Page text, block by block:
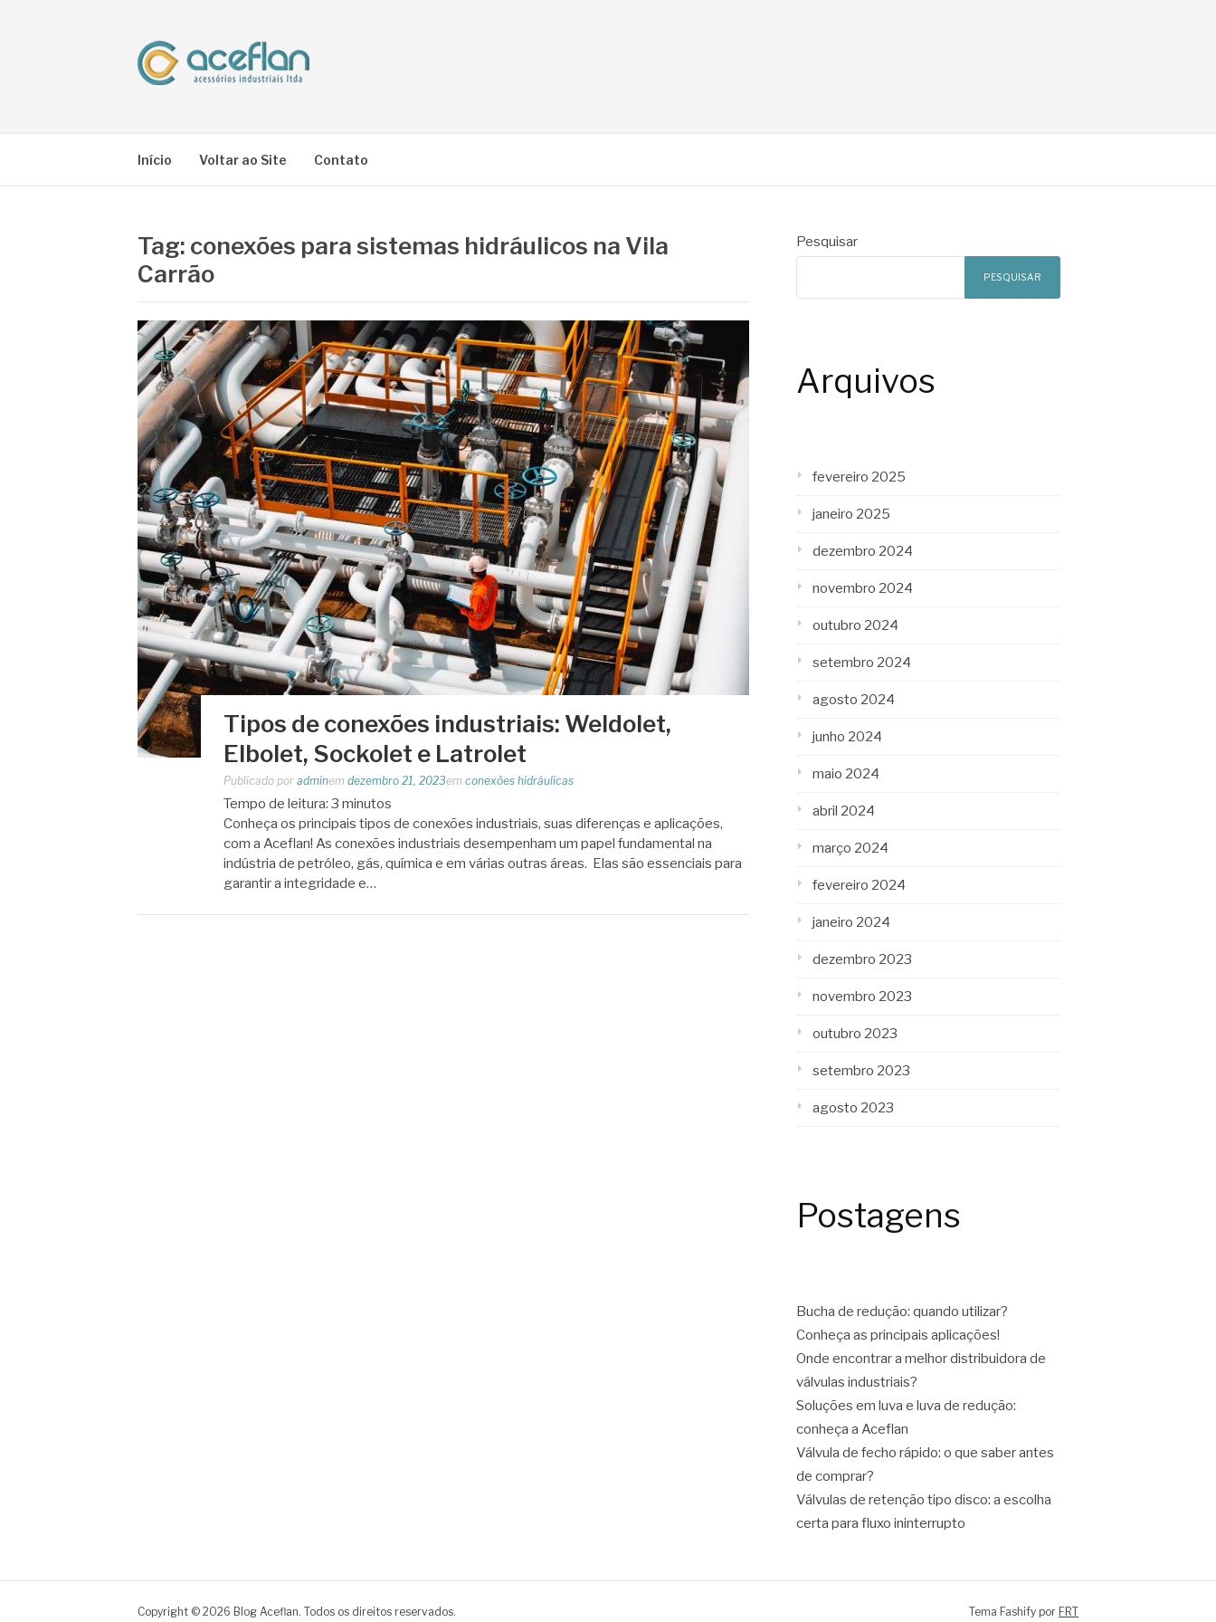
Início Voltar ao Site Contato
Tag: conexões para sistemas hidráulicos na Vila
Carrão
Tipos de conexões industriais: Weldolet,
Elbolet, Sockolet e Latrolet
Publicado por adminem dezembro 21, 2023em conexões hidráulicas
Tempo de leitura: 3 minutos
Conheça os principais tipos de conexões industriais, suas diferenças e aplicações,
com a Aceflan! As conexões industriais desempenham um papel fundamental na
indústria de petróleo, gás, química e em várias outras áreas. Elas são essenciais para
garantir a integridade e…
Pesquisar
PESQUISAR
Arquivos
fevereiro 2025
janeiro 2025
dezembro 2024
novembro 2024
outubro 2024
setembro 2024
agosto 2024
junho 2024
maio 2024
abril 2024
março 2024
fevereiro 2024
janeiro 2024
dezembro 2023
novembro 2023
outubro 2023
setembro 2023
agosto 2023
Postagens
Bucha de redução: quando utilizar?
Conheça as principais aplicações!
Onde encontrar a melhor distribuidora de
válvulas industriais?
Soluções em luva e luva de redução:
conheça a Aceflan
Válvula de fecho rápido: o que saber antes
de comprar?
Válvulas de retenção tipo disco: a escolha
certa para fluxo ininterrupto
Copyright © 2026 Blog Aceflan. Todos os direitos reservados. Tema Fashify por FRT